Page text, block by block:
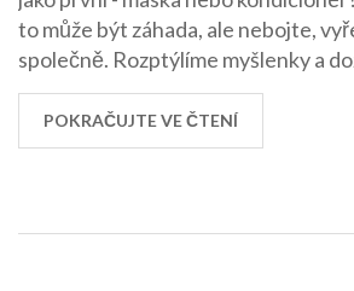
to může být záhada, ale nebojte,
společně. Rozptýlíme myšlenky a
správně pečovat o naše vlasy. Vždyť
přeje, aby její vlasy vypadaly jako z
Tak pojďme na to!
POKRAČUJTE VE ČTENÍ